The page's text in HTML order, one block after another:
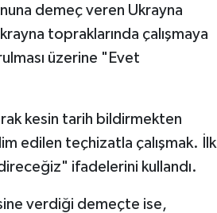
demeç veren Ukrayna
topraklarında çalışmaya
üzerine "Evet
kesin tarih bildirmekten
edilen teçhizatla çalışmak. İlk
ifadelerini kullandı.
verdiği demeçte ise,